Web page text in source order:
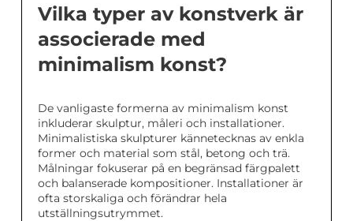
Vilka typer av konstverk är
associerade med
minimalism konst?
De vanligaste formerna av minimalism konst
inkluderar skulptur, måleri och installationer.
Minimalistiska skulpturer kännetecknas av enkla
former och material som stål, betong och trä.
Målningar fokuserar på en begränsad färgpalett
och balanserade kompositioner. Installationer är
ofta storskaliga och förändrar hela
utställningsutrymmet.